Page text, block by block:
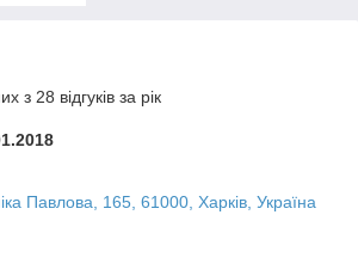
з 28 відгуків за рік
Павлова, 165, 61000, Харків, Україна